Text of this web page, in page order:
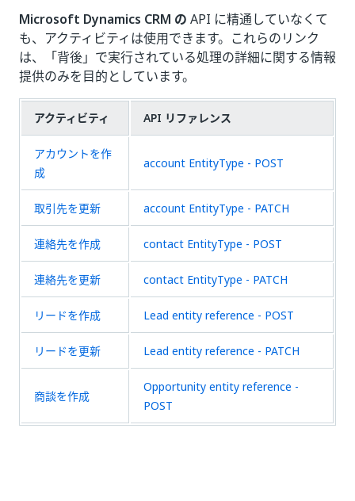
Microsoft Dynamics CRM の API に精通していなくて
も、アクティビティは使用できます。これらのリンク
は、「背後」で実行されている処理の詳細に関する情報
提供のみを目的としています。
アクティビティ API リファレンス
アカウントを作
成
account EntityType - POST
取引先を更新 account EntityType - PATCH
連絡先を作成 contact EntityType - POST
連絡先を更新 contact EntityType - PATCH
リードを作成 Lead entity reference - POST
リードを更新 Lead entity reference - PATCH
商談を作成
Opportunity entity reference -
POST